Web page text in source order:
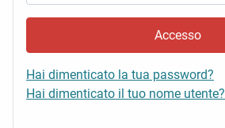
Accesso
Hai dimenticato la tua password?
Hai dimenticato il tuo nome utente?